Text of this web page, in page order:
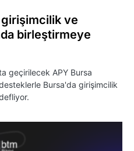
girişimcilik ve
birleştirmeye
geçirilecek APY Bursa
Bursa'da girişimcilik